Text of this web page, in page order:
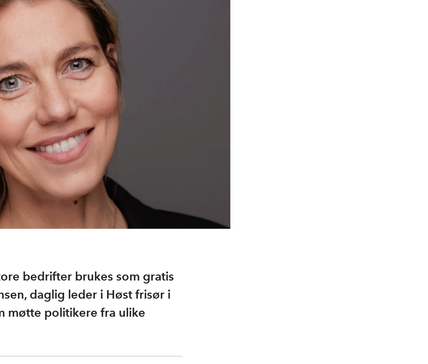
bedrifter brukes som gratis
daglig leder i Høst frisør i
møtte politikere fra ulike